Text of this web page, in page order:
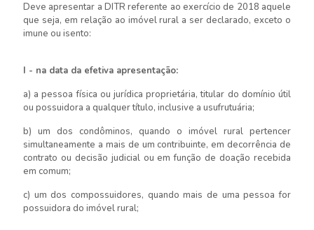
Deve apresentar a DITR referente ao exercício de 2018 aquele
que seja, em relação ao imóvel rural a ser declarado, exceto o
imune ou isento:
I - na data da efetiva apresentação:
a) a pessoa física ou jurídica proprietária, titular do domínio útil
ou possuidora a qualquer título, inclusive a usufrutuária;
b) um dos condôminos, quando o imóvel rural pertencer
simultaneamente a mais de um contribuinte, em decorrência de
contrato ou decisão judicial ou em função de doação recebida
em comum;
c) um dos compossuidores, quando mais de uma pessoa for
possuidora do imóvel rural;